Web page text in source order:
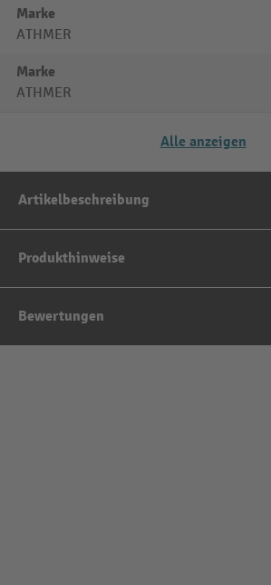
Marke
ATHMER
Marke
ATHMER
Alle anzeigen
Artikelbeschreibung
Produkthinweise
Bewertungen